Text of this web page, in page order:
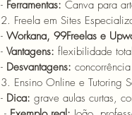
- Ferramentas: Canva para
2. Freela em Sites
- Workana, 99Freelas e
- Vantagens: flexibilidade
- Desvantagens:
3. Ensino Online e Tutoring
- Dica: grave aulas curtas,